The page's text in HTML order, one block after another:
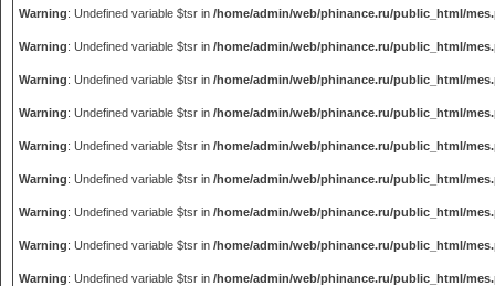
Warning: Undefined variable $tsr in /home/admin/web/phinance.ru/public_html/
Warning: Undefined variable $tsr in /home/admin/web/phinance.ru/public_html/
Warning: Undefined variable $tsr in /home/admin/web/phinance.ru/public_html/
Warning: Undefined variable $tsr in /home/admin/web/phinance.ru/public_html/
Warning: Undefined variable $tsr in /home/admin/web/phinance.ru/public_html/
Warning: Undefined variable $tsr in /home/admin/web/phinance.ru/public_html/
Warning: Undefined variable $tsr in /home/admin/web/phinance.ru/public_html/
Warning: Undefined variable $tsr in /home/admin/web/phinance.ru/public_html/
Warning: Undefined variable $tsr in /home/admin/web/phinance.ru/public_html/